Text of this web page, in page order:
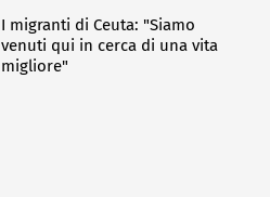
I migranti di Ceuta: "Siamo
venuti qui in cerca di una vita
migliore"